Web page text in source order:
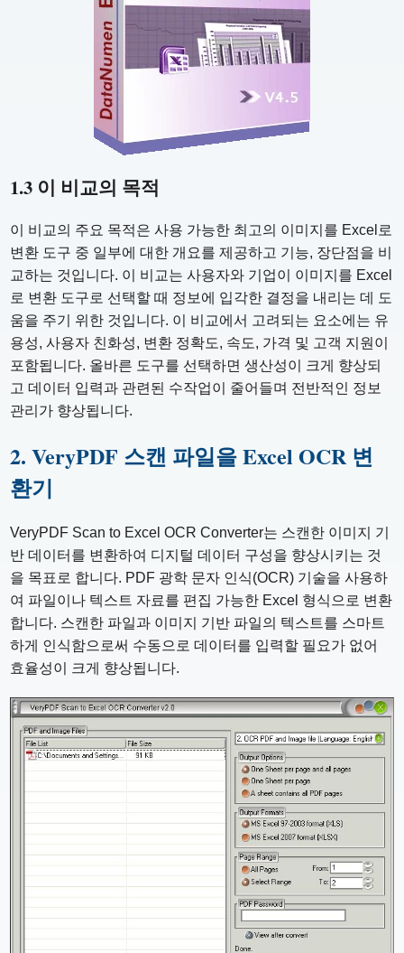
1.3 이 비교의 목적
이 비교의 주요 목적은 사용 가능한 최고의 이미지를 Excel로
변환 도구 중 일부에 대한 개요를 제공하고 기능, 장단점을 비
교하는 것입니다. 이 비교는 사용자와 기업이 이미지를 Excel
로 변환 도구로 선택할 때 정보에 입각한 결정을 내리는 데 도
움을 주기 위한 것입니다. 이 비교에서 고려되는 요소에는 유
용성, 사용자 친화성, 변환 정확도, 속도, 가격 및 고객 지원이
포함됩니다. 올바른 도구를 선택하면 생산성이 크게 향상되
고 데이터 입력과 관련된 수작업이 줄어들며 전반적인 정보
관리가 향상됩니다.
2. VeryPDF 스캔 파일을 Excel OCR 변
환기
VeryPDF Scan to Excel OCR Converter는 스캔한 이미지 기
반 데이터를 변환하여 디지털 데이터 구성을 향상시키는 것
을 목표로 합니다. PDF 광학 문자 인식(OCR) 기술을 사용하
여 파일이나 텍스트 자료를 편집 가능한 Excel 형식으로 변환
합니다. 스캔한 파일과 이미지 기반 파일의 텍스트를 스마트
하게 인식함으로써 수동으로 데이터를 입력할 필요가 없어
효율성이 크게 향상됩니다.